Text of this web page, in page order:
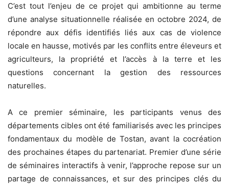
C’est tout l’enjeu de ce projet qui ambitionne au terme
d’une analyse situationnelle réalisée en octobre 2024, de
répondre aux défis identifiés liés aux cas de violence
locale en hausse, motivés par les conflits entre éleveurs et
agriculteurs, la propriété et l’accès à la terre et les
questions concernant la gestion des ressources
naturelles.
A ce premier séminaire, les participants venus des
départements cibles ont été familiarisés avec les principes
fondamentaux du modèle de Tostan, avant la cocréation
des prochaines étapes du partenariat. Premier d’une série
de séminaires interactifs à venir, l’approche repose sur un
partage de connaissances, et sur des principes clés du